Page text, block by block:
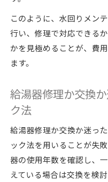
このように、水回りメン
行い、修理で対応できる
かを見極めることが、費
ます。
給湯器修理か交換
ク法
給湯器修理か交換か迷っ
ック法を用いることが失
器の使用年数を確認し、
えている場合は交換を検討